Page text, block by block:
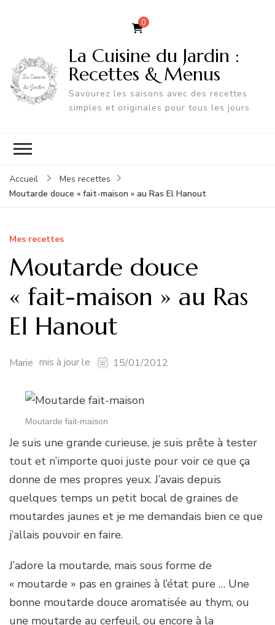
0
La Cuisine du Jardin :
Recettes & Menus
Savourez les saisons avec des recettes
simples et originales pour tous les jours
Accueil
Mes recettes
Moutarde douce « fait-maison » au Ras El Hanout
Mes recettes
Moutarde douce
« fait-maison » au Ras
El Hanout
Marie mis à jour le 15/01/2012
Moutarde fait-maison
Je suis une grande curieuse, je suis prête à tester
tout et n’importe quoi juste pour voir ce que ça
donne de mes propres yeux. J’avais depuis
quelques temps un petit bocal de graines de
moutardes jaunes et je me demandais bien ce que
j’allais pouvoir en faire.
J’adore la moutarde, mais sous forme de
« moutarde » pas en graines à l’état pure … Une
bonne moutarde douce aromatisée au thym, ou
une moutarde au cerfeuil, ou encore à la